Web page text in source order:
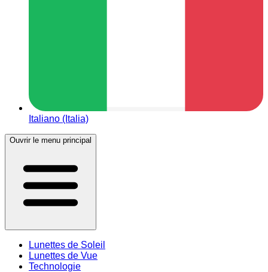
Italiano (Italia)
Ouvrir le menu principal
Lunettes de Soleil
Lunettes de Vue
Technologie